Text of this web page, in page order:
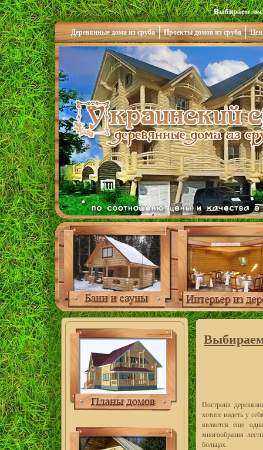
Выбираем
Деревянные дома из сруба Проекты домов из сруба
Построив
хотите видеть у
является еще
многообразия
больцах.